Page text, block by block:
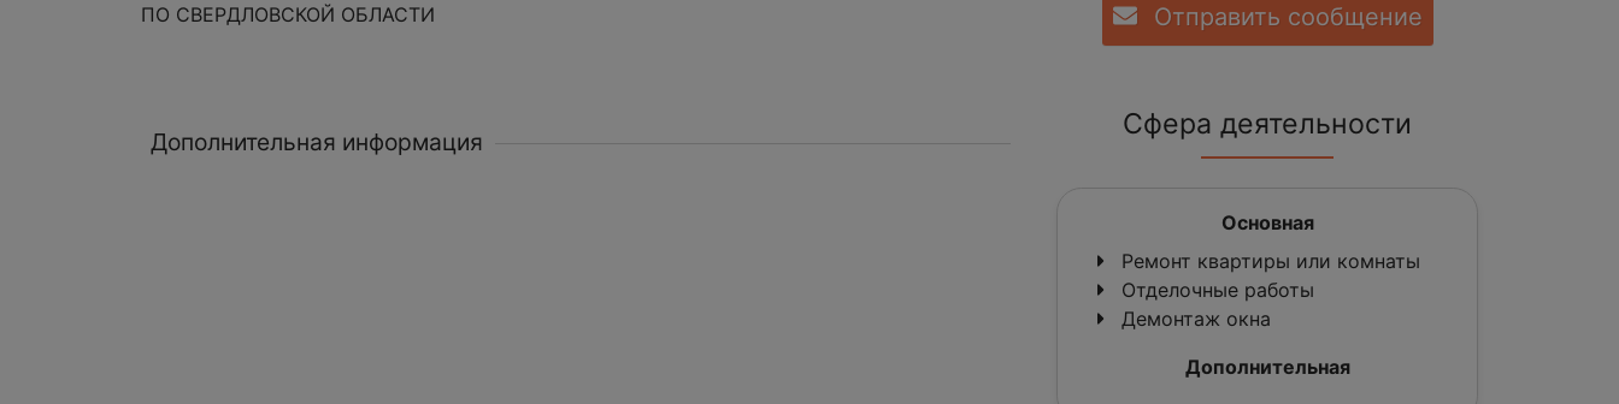
ПО СВЕРДЛОВСКОЙ ОБЛАСТИ
Дополнительная информация
Отправить сообщение
Сфера деятельности
Основная
Ремонт квартиры или комнаты
Отделочные работы
Демонтаж окна
Дополнительная